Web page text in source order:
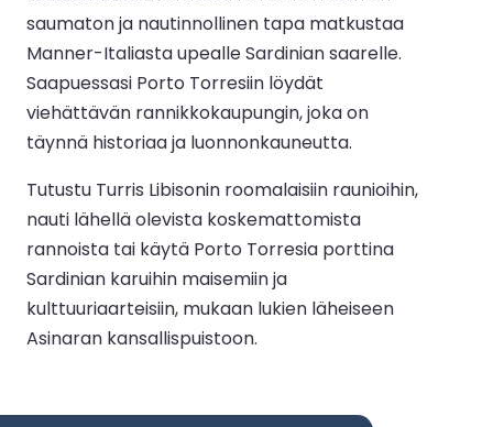
saumaton ja nautinnollinen tapa matkustaa
Manner-Italiasta upealle Sardinian saarelle.
Saapuessasi Porto Torresiin löydät
viehättävän rannikkokaupungin, joka on
täynnä historiaa ja luonnonkauneutta.
Tutustu Turris Libisonin roomalaisiin raunioihin,
nauti lähellä olevista koskemattomista
rannoista tai käytä Porto Torresia porttina
Sardinian karuihin maisemiin ja
kulttuuriaarteisiin, mukaan lukien läheiseen
Asinaran kansallispuistoon.